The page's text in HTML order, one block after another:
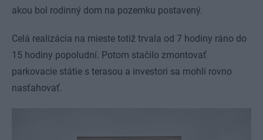
akou bol rodinný dom na pozemku postavený.
Celá realizácia na mieste totiž trvala od 7 hodiny ráno do
15 hodiny popoludní. Potom stačilo zmontovať
parkovacie státie s terasou a investori sa mohli rovno
nasťahovať.